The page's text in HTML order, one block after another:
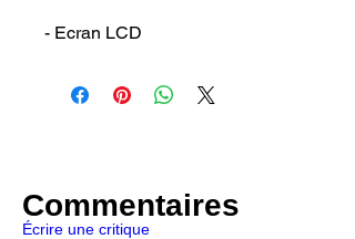
- Ecran LCD
Commentaires
Écrire une critique